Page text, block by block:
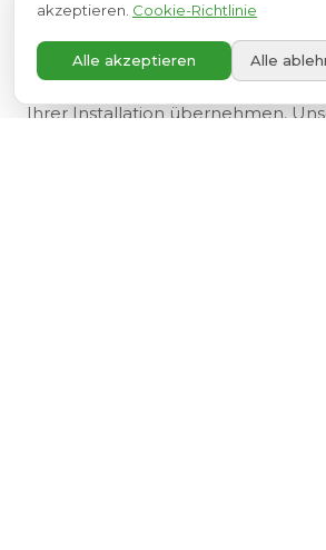
In Luxemburg kann die
erheblichen Teil oder sogar die
Ihrer Installation übernehmen.
akzeptieren. Cookie-Richtlinie
Alle akzeptieren Alle